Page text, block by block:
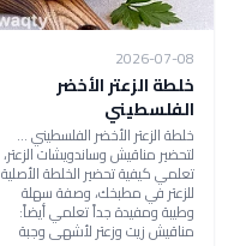
2026-07-08
خلطة الزعتر الأخضر
الفلسطيني
خلطة الزعتر الأخضر الفلسطيني ...
لتحضير مناقيش وساندويشات الزعتر،
تعلمي كيفية تحضير الخلطة الأصلية
للزعتر في مطبخك، وصفة سهلة
وطيبة ومفيدة جداً تعلمي أيضاً:
مناقيش زيت وزعتر لأشهى وجبة